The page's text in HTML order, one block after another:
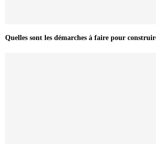
Quelles sont les démarches à faire pour